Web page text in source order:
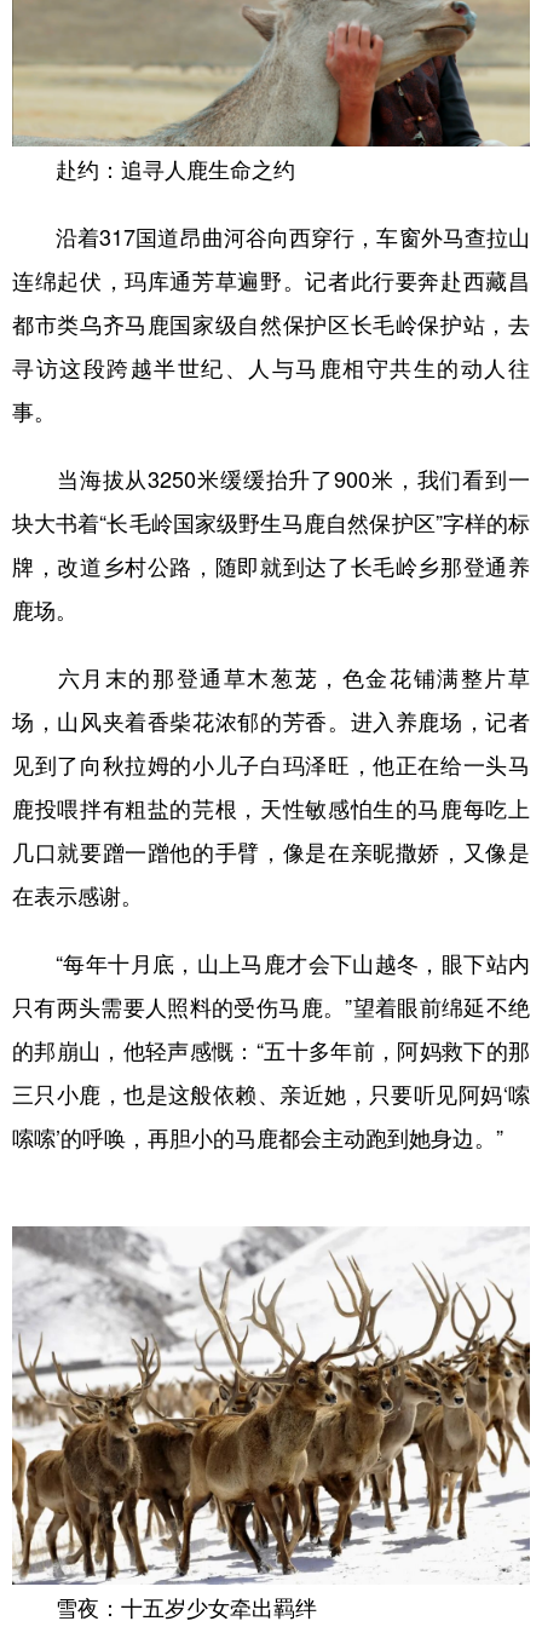
赴约：追寻人鹿生命之约
沿着317国道昂曲河谷向西穿行，车窗外马查拉山
连绵起伏，玛库通芳草遍野。记者此行要奔赴西藏昌
都市类乌齐马鹿国家级自然保护区长毛岭保护站，去
寻访这段跨越半世纪、人与马鹿相守共生的动人往
事。
当海拔从3250米缓缓抬升了900米，我们看到一
块大书着“长毛岭国家级野生马鹿自然保护区”字样的标
牌，改道乡村公路，随即就到达了长毛岭乡那登通养
鹿场。
六月末的那登通草木葱茏，色金花铺满整片草
场，山风夹着香柴花浓郁的芳香。进入养鹿场，记者
见到了向秋拉姆的小儿子白玛泽旺，他正在给一头马
鹿投喂拌有粗盐的芫根，天性敏感怕生的马鹿每吃上
几口就要蹭一蹭他的手臂，像是在亲昵撒娇，又像是
在表示感谢。
“每年十月底，山上马鹿才会下山越冬，眼下站内
只有两头需要人照料的受伤马鹿。”望着眼前绵延不绝
的邦崩山，他轻声感慨：“五十多年前，阿妈救下的那
三只小鹿，也是这般依赖、亲近她，只要听见阿妈‘嗦
嗦嗦’的呼唤，再胆小的马鹿都会主动跑到她身边。”
雪夜：十五岁少女牵出羁绊